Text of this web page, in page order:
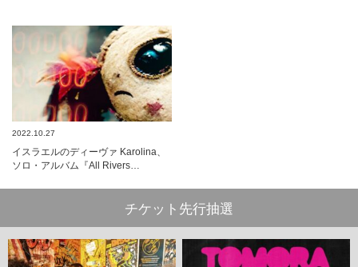
2022.10.27
イスラエルのディーヴァ Karolina、
ソロ・アルバム『All Rivers…
チケット先行抽選